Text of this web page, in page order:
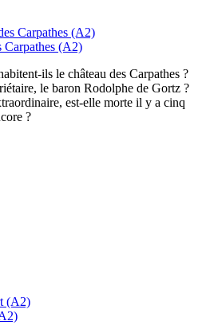
Carpathes (A2)
ils le château des Carpathes ?
le baron Rodolphe de Gortz ?
est-elle morte il y a cinq
?